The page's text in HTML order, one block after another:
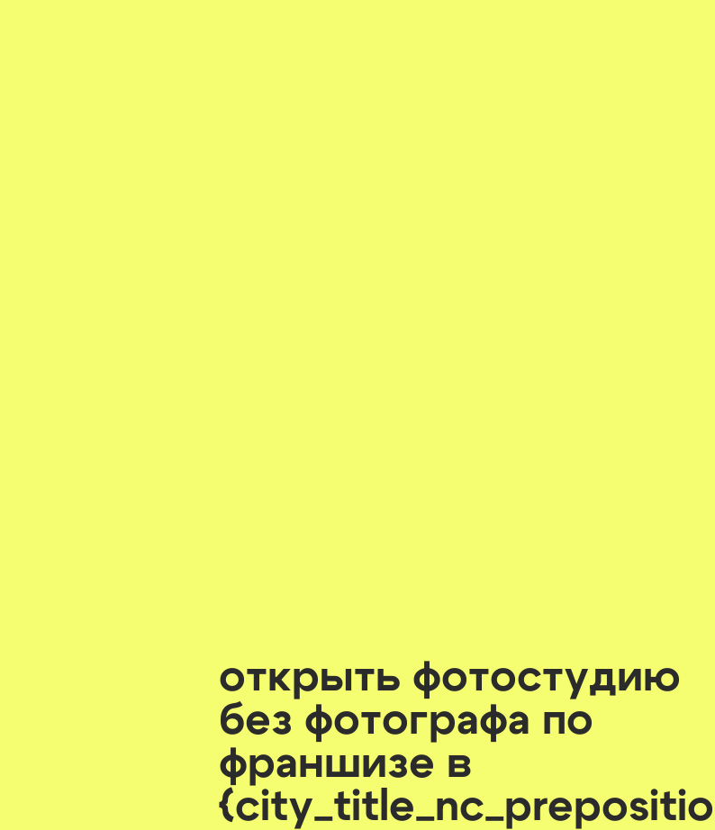
открыть фотостудию
без фотографа по
франшизе в